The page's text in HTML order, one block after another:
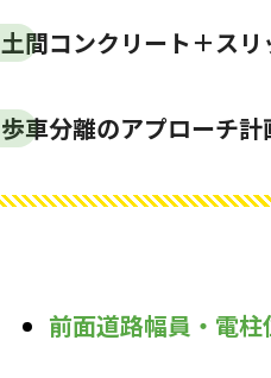
土間コンクリート＋ス
歩車分離のアプローチ計
前面道路幅員・電